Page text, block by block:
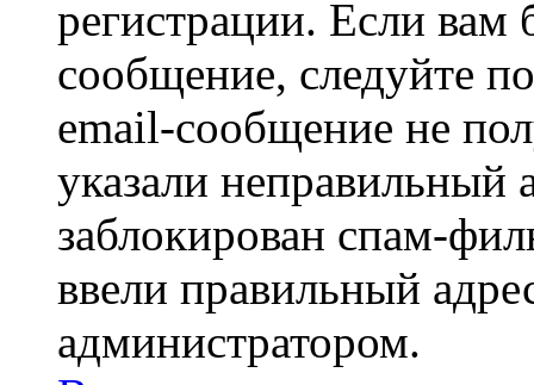
регистрации. Если
сообщение, следуйте
email-сообщение не
указали неправильный
заблокирован спам-
ввели правильный
администратором.